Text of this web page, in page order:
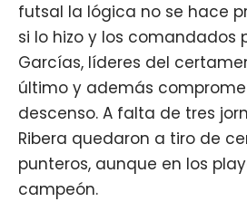
futsal la lógica no se hace
si lo hizo y los comandados
Garcías, líderes del
último y además
descenso. A falta de tres
Ribera quedaron a tiro de
punteros, aunque en los
campeón.